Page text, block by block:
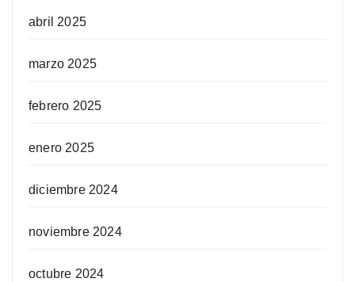
abril 2025
marzo 2025
febrero 2025
enero 2025
diciembre 2024
noviembre 2024
octubre 2024